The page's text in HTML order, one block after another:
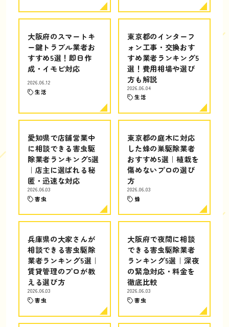
大阪府のスマートキ
ー鍵トラブル業者お
すすめ5選！即日作
成・イモビ対応
2026.06.12
生活
東京都のインターフ
ォン工事・交換おす
すめ業者ランキング5
選！費用相場や選び
方も解説
2026.06.04
生活
愛知県で店舗営業中
に相談できる害虫駆
除業者ランキング5選
｜店主に選ばれる秘
匿・迅速な対応
2026.06.03
害虫
東京都の庭木に対応
した蜂の巣駆除業者
おすすめ5選｜植栽を
傷めないプロの選び
方
2026.06.03
蜂
兵庫県の大家さんが
相談できる害虫駆除
業者ランキング5選｜
賃貸管理のプロが教
える選び方
2026.06.03
害虫
大阪府で夜間に相談
できる害虫駆除業者
ランキング5選｜深夜
の緊急対応・料金を
徹底比較
2026.06.03
害虫